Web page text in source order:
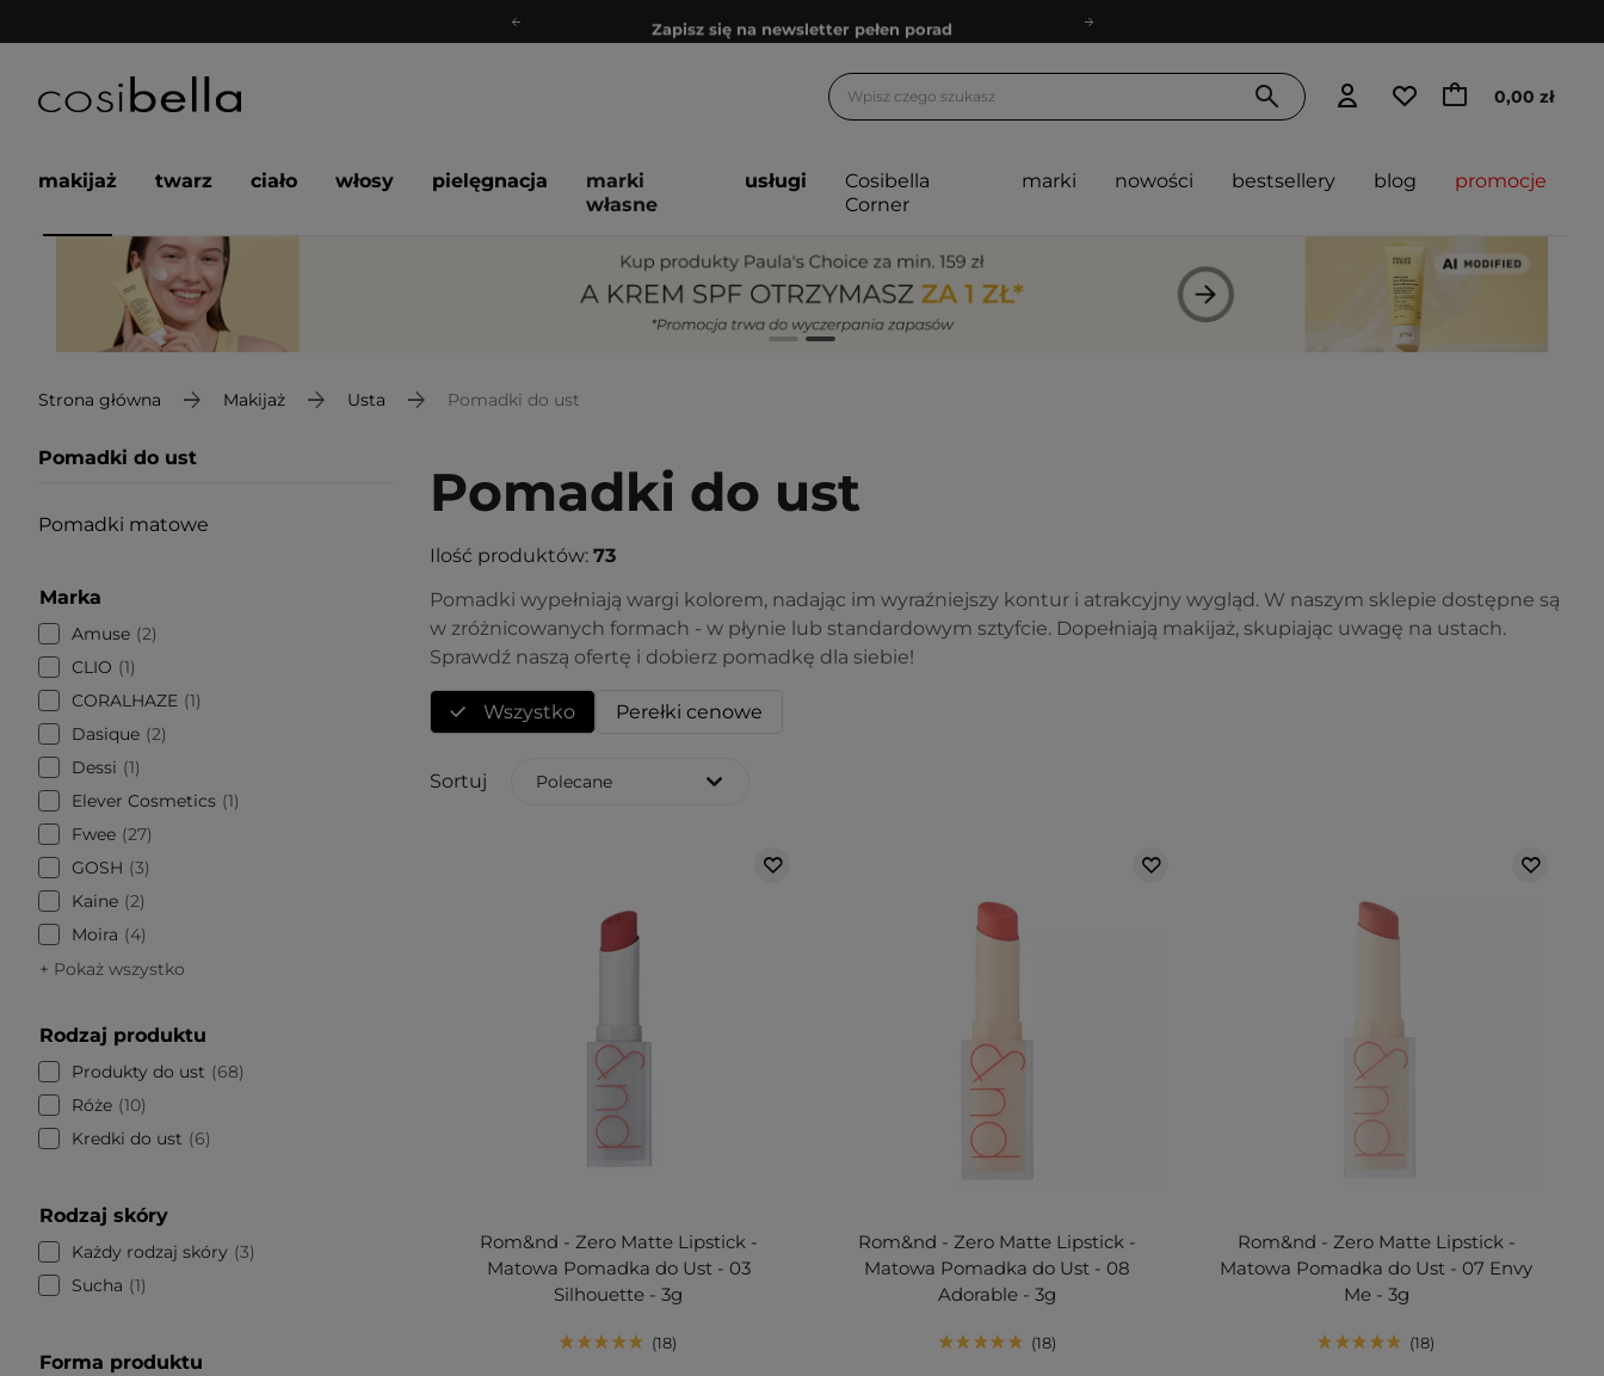
Zapisz się na newsletter pełen porad
Z nami to możliwe! Realizacja zamówienia do 24h.
Zapisz się na newsletter pełen porad
0,00 zł
makijaż twarz ciało włosy pielęgnacja
marki
własne
usługi
Cosibella
Corner
marki nowości bestsellery blog promocje
Strona główna Makijaż Usta Pomadki do ust
Pomadki do ust
Pomadki matowe
Marka
Amuse 2
CLIO
1
CORALHAZE 1
Dasique 2
Dessi
1
Elever Cosmetics 1
Fwee 27
GOSH
3
Kaine 2
Moira
4
+ Pokaż wszystko
Rodzaj produktu
Produkty do ust
68
Róże 10
Kredki do ust
6
Rodzaj skóry
Każdy rodzaj skóry
3
Sucha
1
Forma produktu
Pomadki do ust
Ilość produktów: 73
Pomadki wypełniają wargi kolorem, nadając im wyraźniejszy kontur i atrakcyjny wygląd. W naszym sklepie dostępne są
w zróżnicowanych formach - w płynie lub standardowym sztyfcie. Dopełniają makijaż, skupiając uwagę na ustach.
Sprawdź naszą ofertę i dobierz pomadkę dla siebie!
Wszystko Perełki cenowe
Sortuj Polecane
Rom&nd - Zero Matte Lipstick -
Matowa Pomadka do Ust - 03
Silhouette - 3g
18
Rom&nd - Zero Matte Lipstick -
Matowa Pomadka do Ust - 08
Adorable - 3g
18
Rom&nd - Zero Matte Lipstick -
Matowa Pomadka do Ust - 07 Envy
Me - 3g
18